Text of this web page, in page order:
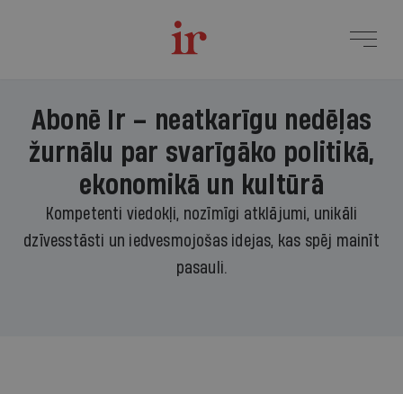
Abonē Ir – neatkarīgu nedēļas
žurnālu par svarīgāko politikā,
ekonomikā un kultūrā
Kompetenti viedokļi, nozīmīgi atklājumi, unikāli
dzīvesstāsti un iedvesmojošas idejas, kas spēj mainīt
pasauli.